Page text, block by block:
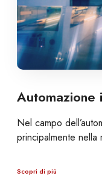
Automazione
Nel campo
principalmente
Scopri di più